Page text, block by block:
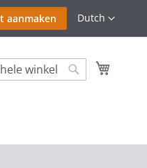
de
Taal
Dutch
aanmaken